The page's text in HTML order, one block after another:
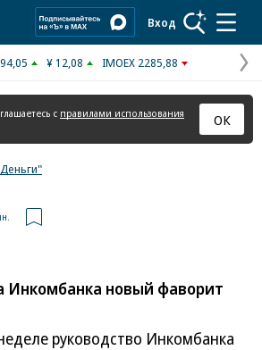
Вход
¥ 12,08 IMOEX 2285,88
с правилами использования
ОК
Инкомбанка новый фаворит
руководство Инкомбанка